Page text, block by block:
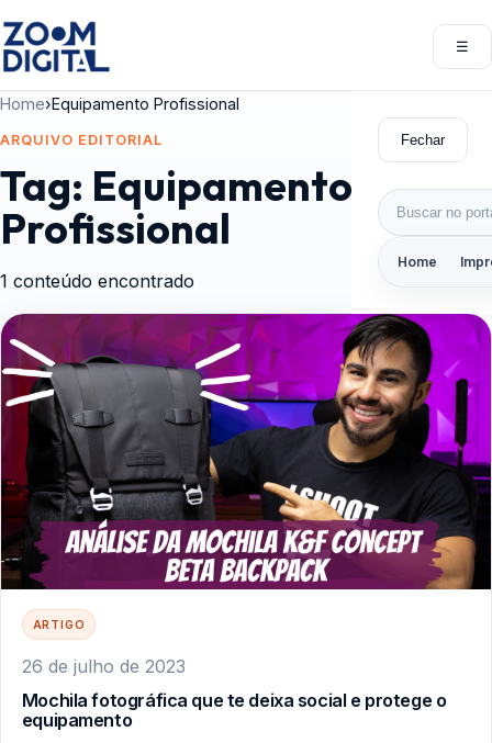
☰
Fechar
Buscar por:
Home
Home›Equipamento Profissional
ARQUIVO EDITORIAL
Tag: Equipamento
Profissional
1 conteúdo encontrado
ARTIGO
26 de julho de 2023
Mochila fotográfica que te deixa social e protege o
equipamento